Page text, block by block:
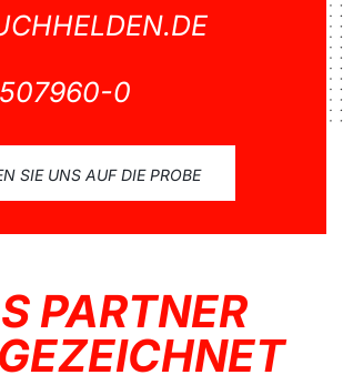
0
SIE UNS AUF DIE PROBE
PARTNER